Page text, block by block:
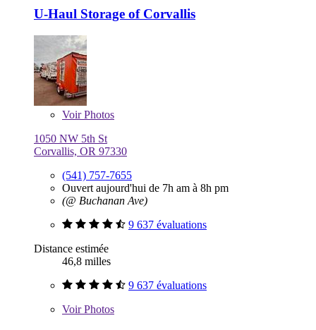
U-Haul Storage of Corvallis
VoirPhotos
1050 NW 5th St
Corvallis, OR 97330
(541) 757-7655
Ouvert aujourd'hui de 7h am à 8h pm
(@ Buchanan Ave)
9 637 évaluations
Distance estimée
46,8 milles
9 637 évaluations
VoirPhotos